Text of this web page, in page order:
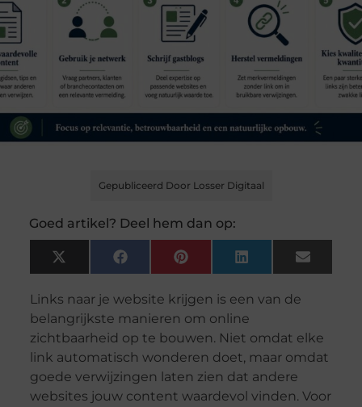
Gepubliceerd Door Losser Digitaal
Goed artikel? Deel hem dan op:
X
(Twitter)
FacebookPinterest LinkedIn Email
Links naar je website krijgen is een van de
belangrijkste manieren om online
zichtbaarheid op te bouwen. Niet omdat elke
link automatisch wonderen doet, maar omdat
goede verwijzingen laten zien dat andere
websites jouw content waardevol vinden. Voor